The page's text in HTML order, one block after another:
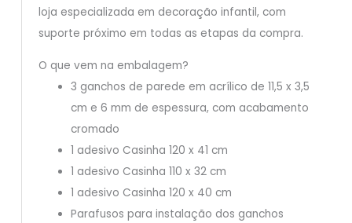
loja especializada em decoração infantil, com
suporte próximo em todas as etapas da compra.
O que vem na embalagem?
3 ganchos de parede em acrílico de 11,5 x 3,5
cm e 6 mm de espessura, com acabamento
cromado
1 adesivo Casinha 120 x 41 cm
1 adesivo Casinha 110 x 32 cm
1 adesivo Casinha 120 x 40 cm
Parafusos para instalação dos ganchos